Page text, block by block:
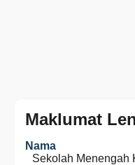
Maklumat
Nama
Sekolah Menengah